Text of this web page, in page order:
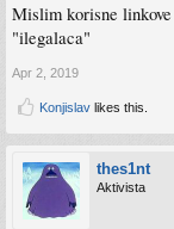
Mislim korisne
"ilegalaca"
Apr 2, 2019
Konjislav likes this.
thes1nt
Aktivista